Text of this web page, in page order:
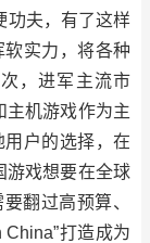
功夫，有了这样
实力，将各种
，进军主流市
主机游戏作为主
户的选择，在
游戏想要在全球
翻过高预算、
打造成为